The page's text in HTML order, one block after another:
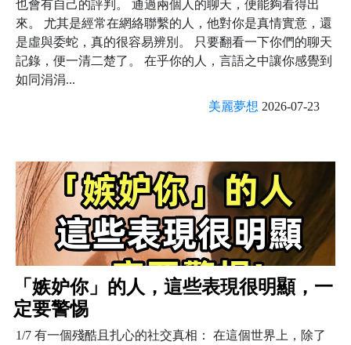
也會有自己的評判。 通過兩個人的聊天，便能夠看得出
來。 尤其是經常在網絡聯繫的人，他對你是真情實意，還
是虛與委蛇，真的很容易辨別。 只要翻看一下你們的聊天
記錄，便一清二楚了。 在乎你的人，言語之中讓你感覺到
如同涓涓...
美麗夢想 2026-07-23
「嫉妒你」的人，這些表現很明顯，一
定要警惕
1/7 有一個殘酷且扎心的社交真相： 在這個世界上，除了